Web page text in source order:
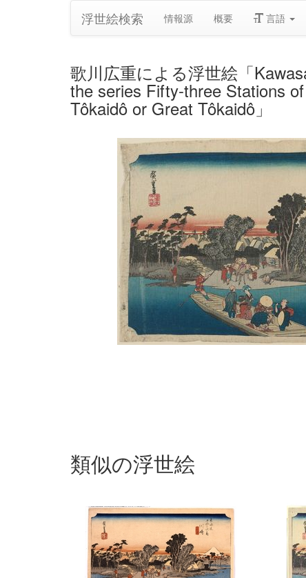
浮世絵検索 情報源 概要 言語
歌川広重による浮世絵「
the series Fifty-three Stations
Tôkaidô or Great Tôkaidô」
類似の浮世絵